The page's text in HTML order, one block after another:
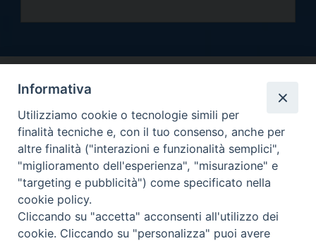
Arcidiocesi di Torino
Curia metropolitana
Via dell'Arcivescovado 12 - 10121 Torino
Centralino tel. 011.51.56.300
Copyright 2000-2026 -Informativa privacy
Informativa
Utilizziamo cookie o tecnologie simili per
finalità tecniche e, con il tuo consenso, anche per
altre finalità ("interazioni e funzionalità semplici",
"miglioramento dell'esperienza", "misurazione" e
"targeting e pubblicità") come specificato nella
cookie policy.
Cliccando su "accetta" acconsenti all'utilizzo dei
cookie. Cliccando su "personalizza" puoi avere